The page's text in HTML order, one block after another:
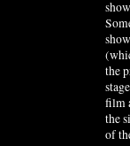
the
film
the
of